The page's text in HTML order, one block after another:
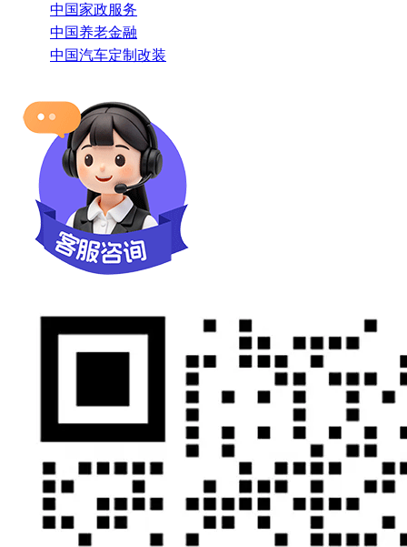
中国家政服务
中国养老金融
中国汽车定制改装